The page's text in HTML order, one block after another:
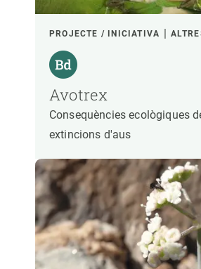
PROJECTE / INICIATIVA
Avotrex
Consequències ecològiques
extincions d'aus